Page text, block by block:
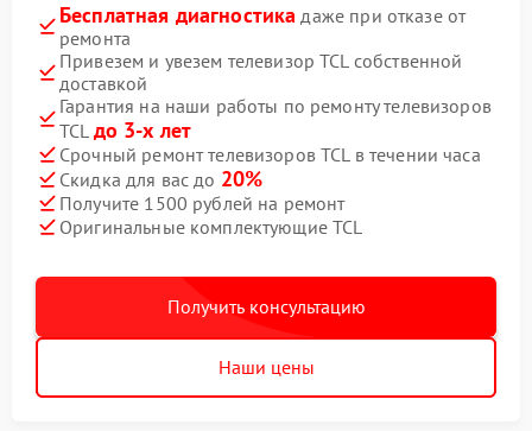
Бесплатная диагностика даже при отказе от
ремонта
Привезем и увезем телевизор TCL собственной
доставкой
Гарантия на наши работы по ремонту телевизоров
TCL до 3-х лет
Срочный ремонт телевизоров TCL в течении часа
Скидка для вас до 20%
Получите 1500 рублей на ремонт
Оригинальные комплектующие TCL
Получить консультацию
Наши цены